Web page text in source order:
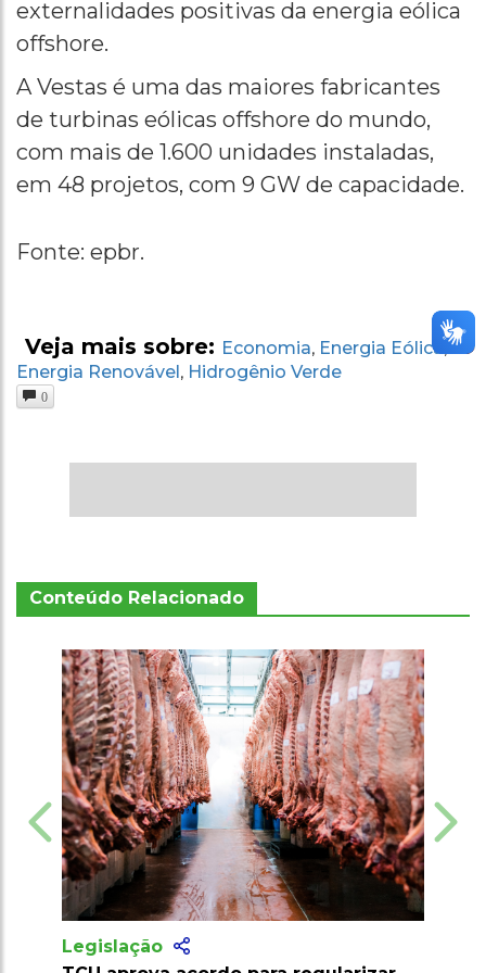
externalidades positivas da energia eólica
offshore.
A Vestas é uma das maiores fabricantes
de turbinas eólicas offshore do mundo,
com mais de 1.600 unidades instaladas,
em 48 projetos, com 9 GW de capacidade.
Fonte: epbr.
Veja mais sobre: Economia, Energia Eólica
Energia Renovável, Hidrogênio Verde
0
Conteúdo Relacionado